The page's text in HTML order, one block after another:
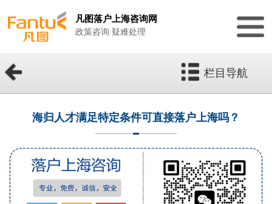
凡图落户上海咨询网
政策咨询 疑难处理
栏目导航
海归人才满足特定条件可直接落户上海吗？